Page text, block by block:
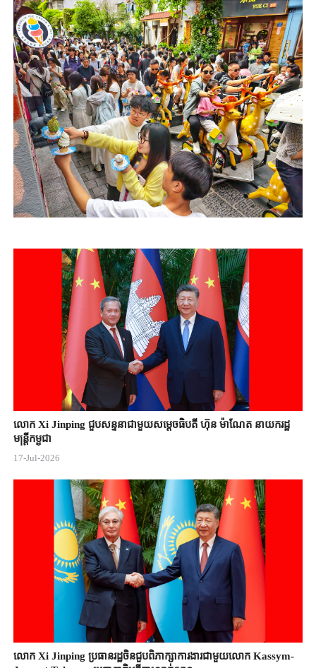
លោក Xi Jinping ជួបសន្ទនាជាមួយសម្តេចធិបតី ហ៊ុន ម៉ាណែត នាយករដ្ឋ
មន្ត្រីកម្ពុជា
17-Jul-2026
លោក Xi Jinping ប្រធានរដ្ឋចិន​ជួបពិភាក្សា​ការងារជាមួយ​លោក Kassym-